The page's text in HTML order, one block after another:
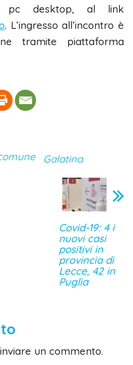
pc desktop, al link
. L’ingresso all’incontro è
tramite piattaforma
Galatina
Covid-19: 4 i
nuovi casi
positivi in
provincia di
Lecce, 42 in
Puglia
un commento.